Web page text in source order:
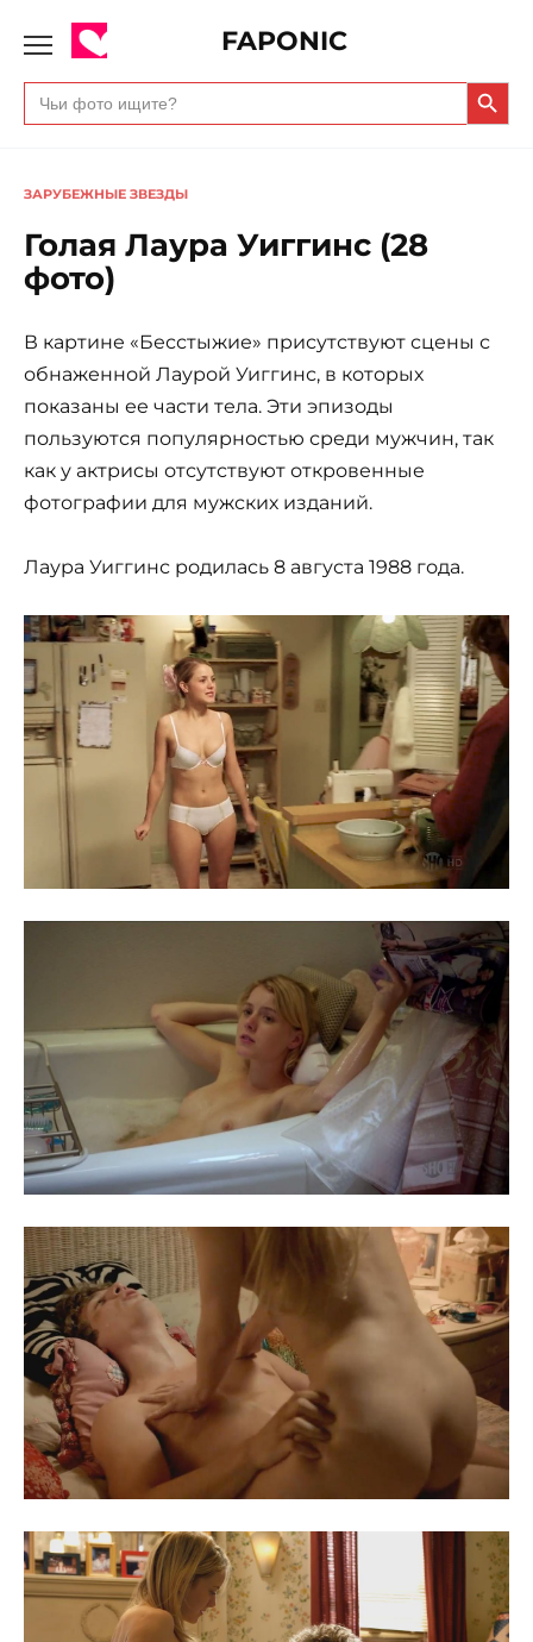
FAPONIC
Search
for:
Search Button
ЗАРУБЕЖНЫЕ ЗВЕЗДЫ
Голая Лаура Уиггинс (28
фото)
В картине «Бесстыжие» присутствуют сцены с
обнаженной Лаурой Уиггинс, в которых
показаны ее части тела. Эти эпизоды
пользуются популярностью среди мужчин, так
как у актрисы отсутствуют откровенные
фотографии для мужских изданий.
Лаура Уиггинс родилась 8 августа 1988 года.